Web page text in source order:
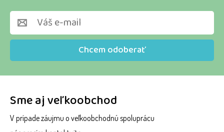
Sme aj veľkoobchod
V prípade záujmu o veľkoobchodnú spoluprácu
Chcem odoberať